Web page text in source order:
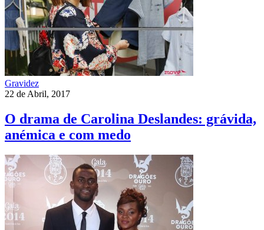
Gravidez
22 de Abril, 2017
O drama de Carolina Deslandes: grávida,
anémica e com medo